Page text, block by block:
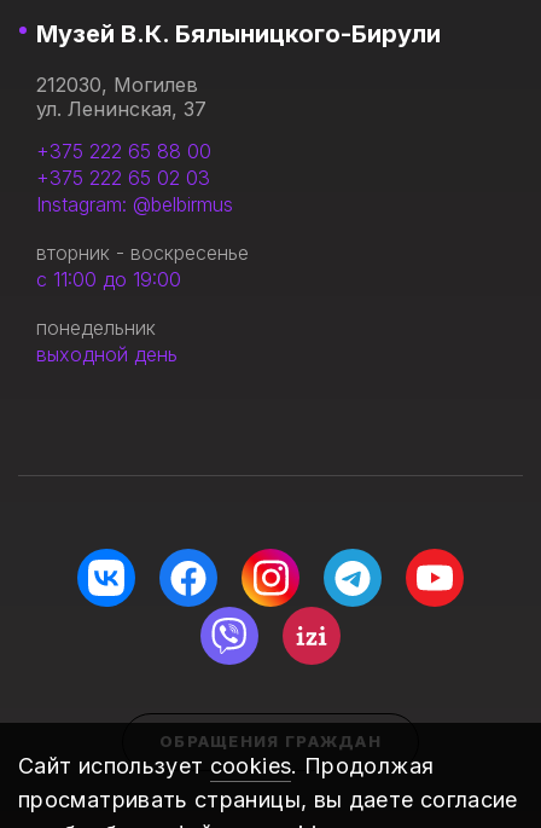
Сайт использует cookies. Продолжая
просматривать страницы, вы даете согласие
Музей В.К. Бялыницкого-Бирули
212030, Могилев
ул. Ленинская, 37
+375 222 65 88 00
+375 222 65 02 03
Instagram: @belbirmus
вторник - воскресенье
с 11:00 до 19:00
понедельник
выходной день
ОБРАЩЕНИЯ ГРАЖДАН